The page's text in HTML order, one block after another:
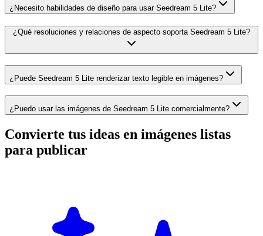
¿Necesito habilidades de diseño para usar Seedream 5 Lite?
¿Qué resoluciones y relaciones de aspecto soporta Seedream 5 Lite?
¿Puede Seedream 5 Lite renderizar texto legible en imágenes?
¿Puedo usar las imágenes de Seedream 5 Lite comercialmente?
Convierte tus ideas en imágenes listas
para publicar